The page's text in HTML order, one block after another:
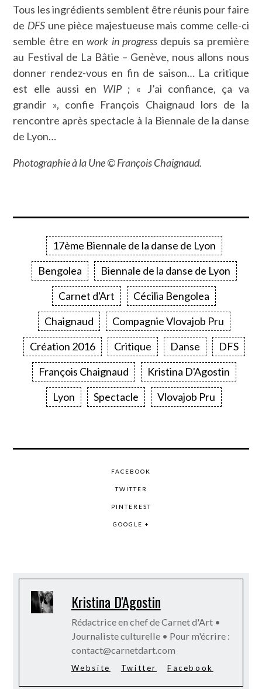
Tous les ingrédients semblent être réunis pour faire
de DFS une pièce majestueuse mais comme celle-ci
semble être enwork in progressdepuis sa première
au Festival de La Bâtie – Genève, nous allons nous
donner rendez-vous en fin de saison… La critique
est elle aussi en WIP ; « J’ai confiance, ça va
grandir », confie François Chaignaud lors de la
rencontre après spectacle à la Biennale de la danse
de Lyon…
Photographie à la Une © François Chaignaud.
17ème Biennale de la danse de Lyon
Bengolea
Biennale de la danse de Lyon
Carnet d'Art
Cécilia Bengolea
Chaignaud
Compagnie Vlovajob Pru
Création 2016
Critique Danse
DFS
François Chaignaud
Kristina D'Agostin
Lyon
Spectacle Vlovajob Pru
FACEBOOK
TWITTER
PINTEREST
GOOGLE +
Kristina D'Agostin
Rédactrice en chef de Carnet d'Art •
Journaliste culturelle • Pour m'écrire :
contact@carnetdart.com
Website Twitter Facebook